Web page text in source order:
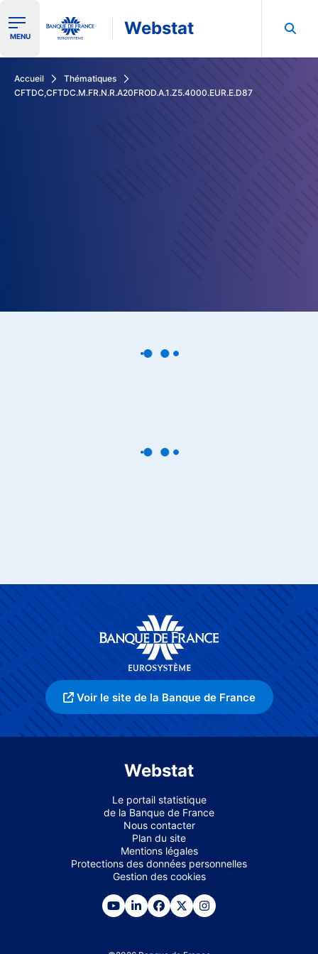
Ouvrir le menu de navigation
MENU Webstat
Accueil
Thématiques
CFTDC,CFTDC.M.FR.N.R.A20FROD.A.1.Z5.4000.EUR.E.D87
Voir le site de la Banque de France
Webstat
Le portail statistique
de la Banque de France
Nous contacter
Plan du site
Mentions légales
Protections des données personnelles
Gestion des cookies